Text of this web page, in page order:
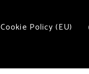
Cookie Policy (EU)